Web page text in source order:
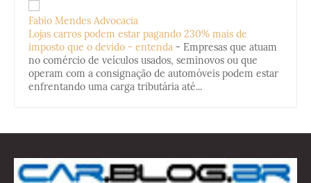
Fabio Mendes Advocacia
Lojas carros podem estar pagando 230% mais de
imposto que o devido - entenda - Empresas que atuam
no comércio de veículos usados, seminovos ou que
operam com a consignação de automóveis podem estar
enfrentando uma carga tributária até...